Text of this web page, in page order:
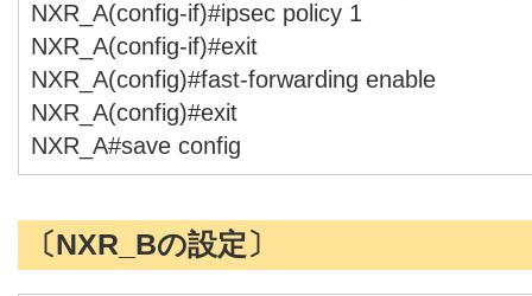
NXR_A(config-if)#ipsec policy 1
NXR_A(config-if)#exit
NXR_A(config)#fast-forwarding enable
NXR_A(config)#exit
NXR_A#save config
〔NXR_Bの設定〕